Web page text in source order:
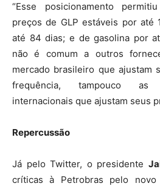
“Esse posicionamento
preços de GLP estáveis por até
até 84 dias; e de gasolina por
não é comum a outros
mercado brasileiro que ajustam
frequência, tampouco as
internacionais que ajustam seus
Repercussão
Já pelo Twitter, o presidente
críticas à Petrobras pelo novo